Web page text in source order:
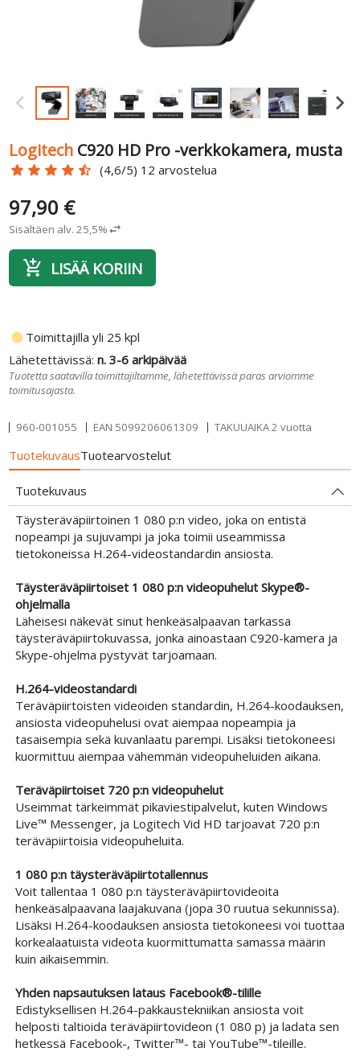
Logitech C920 HD Pro -verkkokamera, musta
star star star star star_half (4,6/5) 12 arvostelua
97,90 €
Sisältäen alv. 25,5%swap_horiz
add_shopping_cart LISÄÄ KORIIN
fiber_manual_record Toimittajilla yli 25 kpl
Lähetettävissä:n. 3-6 arkipäivää
Tuotetta saatavilla toimittajiltamme, lähetettävissä paras arviomme
toimitusajasta.
960-001055 EAN 5099206061309 TAKUUAIKA 2 vuotta
TuotekuvausTuotearvostelut
Tuotekuvaus
Täysteräväpiirtoinen 1 080 p:n video, joka on entistä
nopeampi ja sujuvampi ja joka toimii useammissa
tietokoneissa H.264-videostandardin ansiosta.
Täysteräväpiirtoiset 1 080 p:n videopuhelut Skype®-
ohjelmalla
Läheisesi näkevät sinut henkeäsalpaavan tarkassa
täysteräväpiirtokuvassa, jonka ainoastaan C920-kamera ja
Skype-ohjelma pystyvät tarjoamaan.
H.264-videostandardi
Teräväpiirtoisten videoiden standardin, H.264-koodauksen,
ansiosta videopuhelusi ovat aiempaa nopeampia ja
tasaisempia sekä kuvanlaatu parempi. Lisäksi tietokoneesi
kuormittuu aiempaa vähemmän videopuheluiden aikana.
Teräväpiirtoiset 720 p:n videopuhelut
Useimmat tärkeimmät pikaviestipalvelut, kuten Windows
Live™ Messenger, ja Logitech Vid HD tarjoavat 720 p:n
teräväpiirtoisia videopuheluita.
1 080 p:n täysteräväpiirtotallennus
Voit tallentaa 1 080 p:n täysteräväpiirtovideoita
henkeäsalpaavana laajakuvana (jopa 30 ruutua sekunnissa).
Lisäksi H.264-koodauksen ansiosta tietokoneesi voi tuottaa
korkealaatuista videota kuormittumatta samassa määrin
kuin aikaisemmin.
Yhden napsautuksen lataus Facebook®-tilille
Edistyksellisen H.264-pakkaustekniikan ansiosta voit
helposti taltioida teräväpiirtovideon (1 080 p) ja ladata sen
hetkessä Facebook-, Twitter™- tai YouTube™-tileille.